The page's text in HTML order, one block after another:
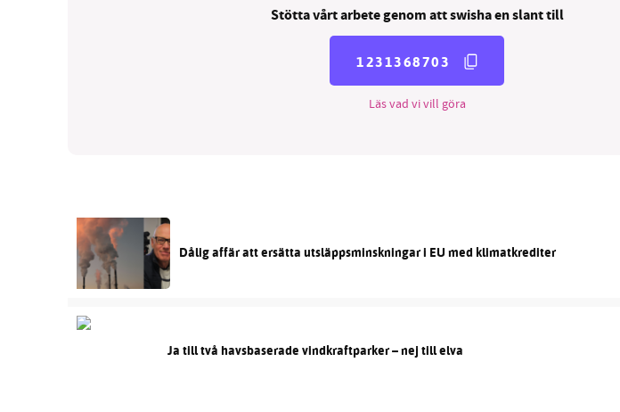
Stötta vårt arbete genom att swisha en slant till
1231368703
Läs vad vi vill göra
Dålig affär att ersätta utsläppsminskningar i EU med klimatkrediter
Ja till två havsbaserade vindkraftparker – nej till elva